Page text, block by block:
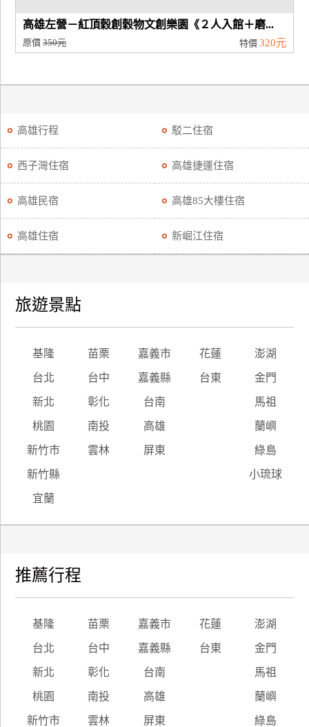
高雄左營－紅頂穀創穀物文創樂園《２人入館＋磨...
原價350元 特價 320元
高雄行程 駁二住宿
西子灣住宿 高雄捷運住宿
高雄民宿 高雄85大樓住宿
高雄住宿 新崛江住宿
旅遊景點
基隆 苗栗 嘉義市 花蓮 澎湖
台北 台中 嘉義縣 台東 金門
新北 彰化 台南 馬祖
桃園 南投 高雄 蘭嶼
新竹市 雲林 屏東 綠島
新竹縣 小琉球
宜蘭
推薦行程
基隆 苗栗 嘉義市 花蓮 澎湖
台北 台中 嘉義縣 台東 金門
新北 彰化 台南 馬祖
桃園 南投 高雄 蘭嶼
新竹市 雲林 屏東 綠島